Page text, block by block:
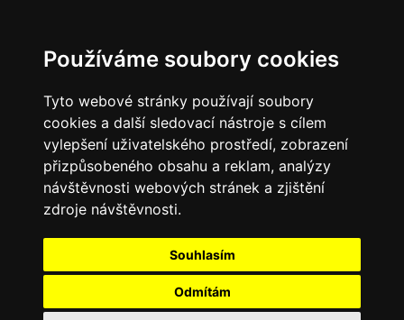
Používáme soubory cookies
Tyto webové stránky používají soubory
cookies a další sledovací nástroje s cílem
vylepšení uživatelského prostředí, zobrazení
přizpůsobeného obsahu a reklam, analýzy
návštěvnosti webových stránek a zjištění
zdroje návštěvnosti.
Souhlasím
Odmítám